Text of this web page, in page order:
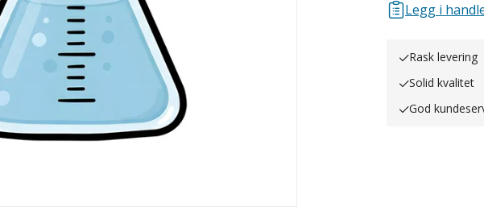
Legg i
Rask levering
Solid kvalitet
God